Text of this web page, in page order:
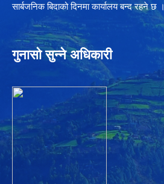
सार्बजनिक बिदाको दिनमा कार्यालय बन्द रहने छ ।
गुनासो सुन्ने अधिकारी